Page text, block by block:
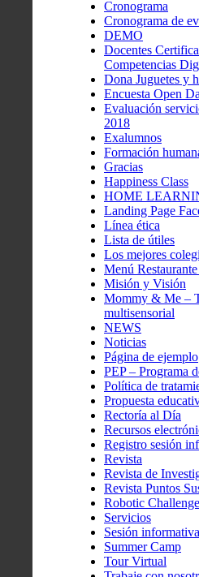
Cronograma
Cronograma de
DEMO
Docentes
Competencias
Dona Juguetes y
Encuesta Open
Evaluación
2018
Exalumnos
Formación
Gracias
Happiness Class
HOME
Landing Page
Línea ética
Lista de útiles
Los mejores
Menú
Misión y Visión
Mommy & Me –
multisensorial
NEWS
Noticias
Página de ejemplo
PEP – Programa
Política de
Propuesta
Rectoría al Día
Recursos
Registro sesión
Revista
Revista de
Revista Puntos
Robotic Challenge
Servicios
Sesión informativa
Summer Camp
Tour Virtual